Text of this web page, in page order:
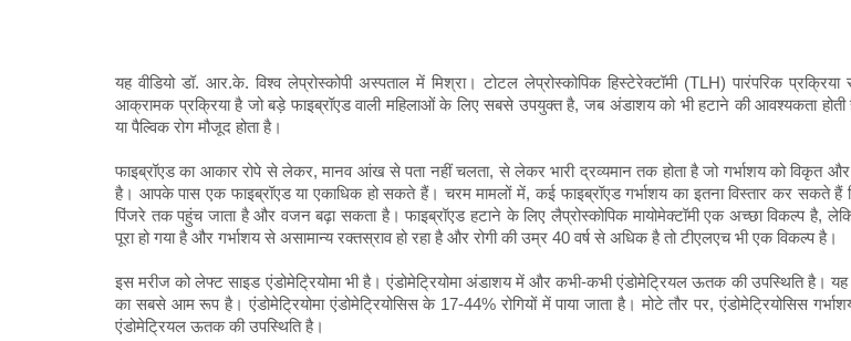
यह वीडियो डॉ. आर.के. विश्व लेप्रोस्कोपी अस्पताल में मिश्रा। टोटल लेप्रोस्कोपिक हिस्टेरेक्टॉमी (TLH) पारंपरिक
आक्रामक प्रक्रिया है जो बड़े फाइब्रॉएड वाली महिलाओं के लिए सबसे उपयुक्त है, जब अंडाशय को भी हटाने की आवश्यकता
या पैल्विक रोग मौजूद होता है।
फाइब्रॉएड का आकार रोपे से लेकर, मानव आंख से पता नहीं चलता, से लेकर भारी द्रव्यमान तक होता है जो गर्भाशय को विकृत
है। आपके पास एक फाइब्रॉएड या एकाधिक हो सकते हैं। चरम मामलों में, कई फाइब्रॉएड गर्भाशय का इतना विस्तार कर सकते
पिंजरे तक पहुंच जाता है और वजन बढ़ा सकता है। फाइब्रॉएड हटाने के लिए लैप्रोस्कोपिक मायोमेक्टॉमी एक अच्छा विकल्प है,
पूरा हो गया है और गर्भाशय से असामान्य रक्तस्राव हो रहा है और रोगी की उम्र 40 वर्ष से अधिक है तो टीएलएच भी एक विकल्प है।
इस मरीज को लेफ्ट साइड एंडोमेट्रियोमा भी है। एंडोमेट्रियोमा अंडाशय में और कभी-कभी एंडोमेट्रियल ऊतक की उपस्थिति है। यह
का सबसे आम रूप है। एंडोमेट्रियोमा एंडोमेट्रियोसिस के 17-44% रोगियों में पाया जाता है। मोटे तौर पर, एंडोमेट्रियोसिस
एंडोमेट्रियल ऊतक की उपस्थिति है।